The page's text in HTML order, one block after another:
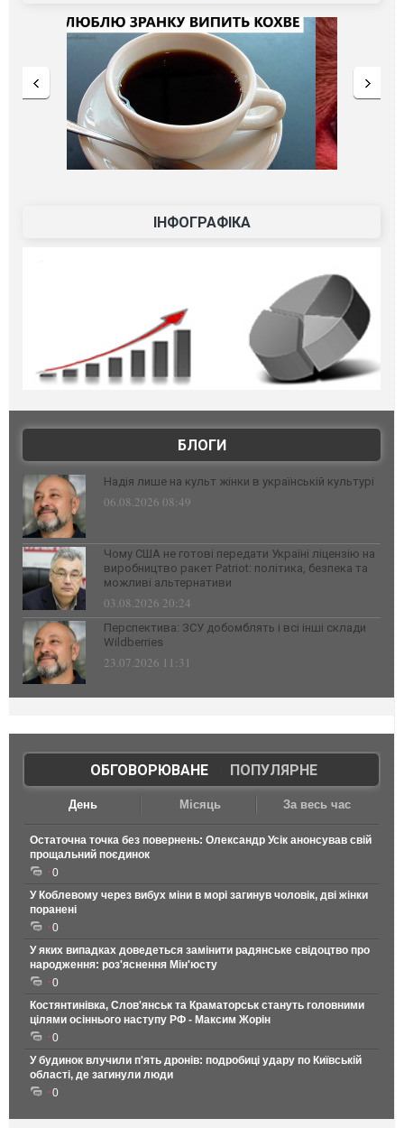
ІНФОГРАФІКА
БЛОГИ
Надія лише на культ жінки в українській культурі
06.08.2026 08:49
Чому США не готові передати Україні ліцензію на
виробництво ракет Patriot: політика, безпека та
можливі альтернативи
03.08.2026 20:24
Перспектива: ЗСУ добомблять і всі інші склади
Wildberries
23.07.2026 11:31
ОБГОВОРЮВАНЕ| ПОПУЛЯРНЕ
День Місяць За весь час
Остаточна точка без повернень: Олександр Усік анонсував свій
прощальний поєдинок
0
У Коблевому через вибух міни в морі загинув чоловік, дві жінки
поранені
0
У яких випадках доведеться замінити радянське свідоцтво про
народження: роз'яснення Мін'юсту
0
Костянтинівка, Слов'янськ та Краматорськ стануть головними
цілями осіннього наступу РФ - Максим Жорін
0
У будинок влучили п'ять дронів: подробиці удару по Київській
області, де загинули люди
0